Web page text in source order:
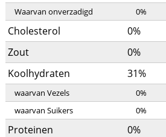
Waarvan onverzadigd
0%
Cholesterol 0%
Zout
0%
Koolhydraten
31%
waarvan Vezels 0%
waarvan Suikers
0%
Proteinen 0%